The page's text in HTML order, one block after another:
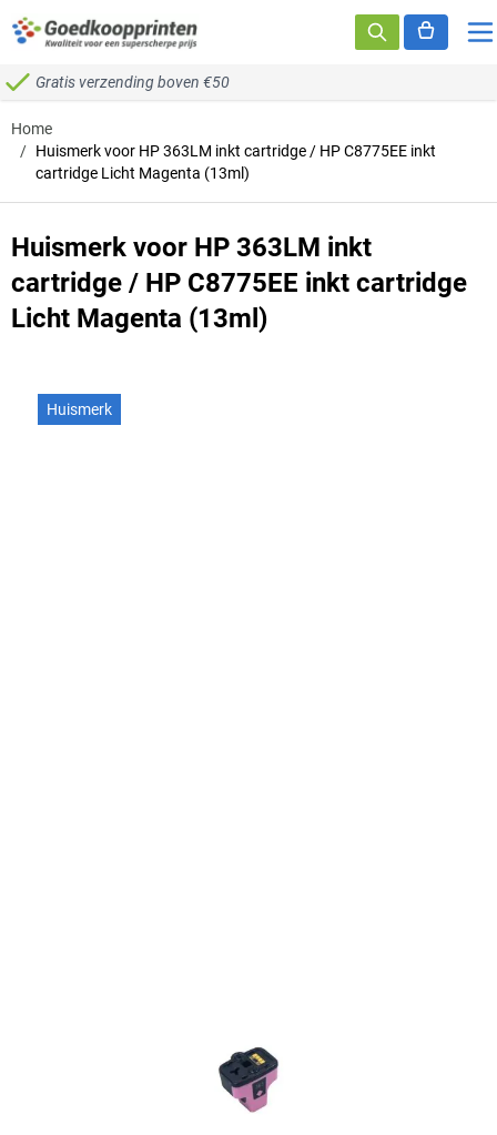
Ga naar de inhoud
Gratis verzending boven €50
Home
/ Huismerk voor HP 363LM inkt cartridge / HP C8775EE inkt
cartridge Licht Magenta (13ml)
Huismerk voor HP 363LM inkt
cartridge / HP C8775EE inkt cartridge
Licht Magenta (13ml)
Huismerk